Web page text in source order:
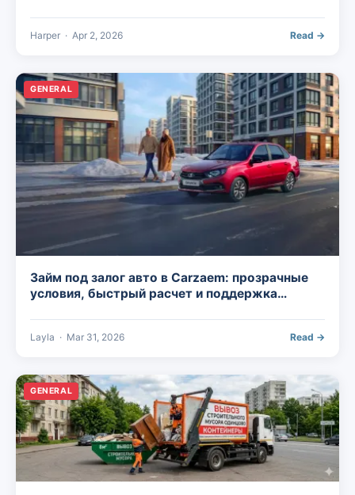
Harper · Apr 2, 2026 Read →
GENERAL
Займ под залог авто в Carzaem: прозрачные
условия, быстрый расчет и поддержка
Layla · Mar 31, 2026 Read →
GENERAL